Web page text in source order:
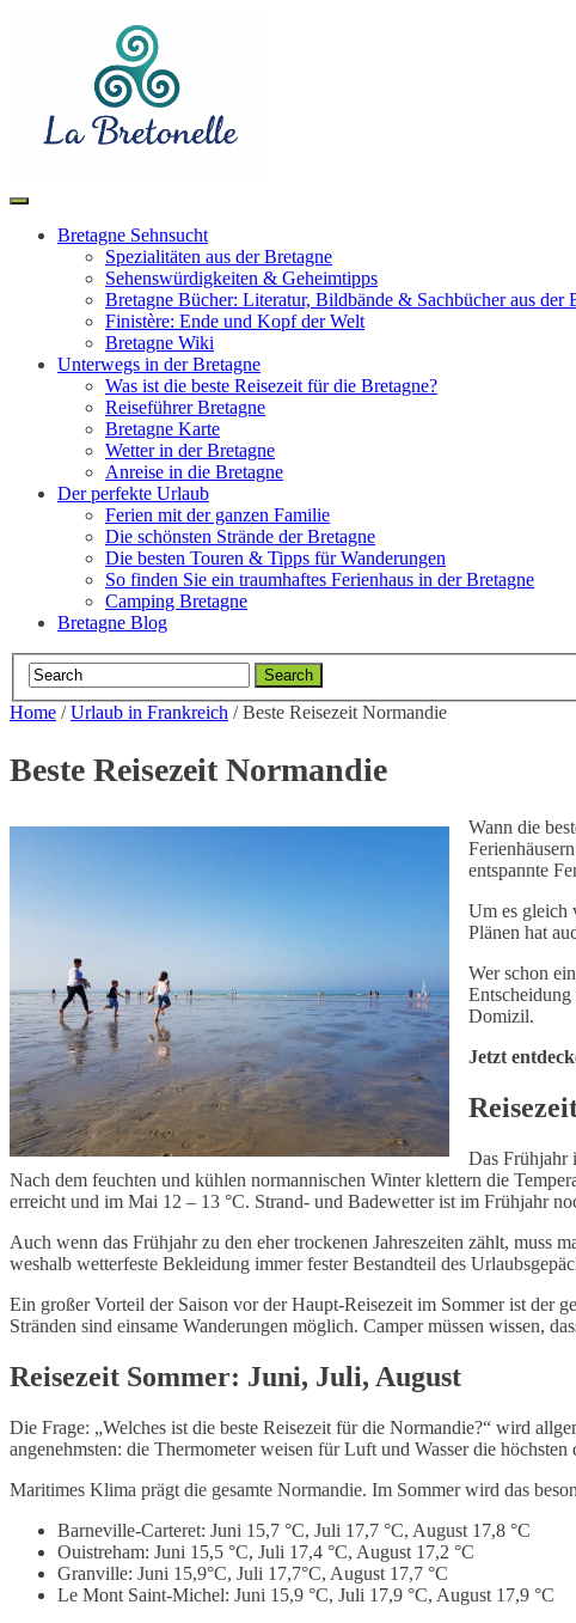
Toggle
navigationBretagne Sehnsucht
Spezialitäten aus der Bretagne
Sehenswürdigkeiten & Geheimtipps
Bretagne Bücher: Literatur, Bildbände & Sachbücher aus der
Finistère: Ende und Kopf der Welt
Bretagne Wiki
Unterwegs in der Bretagne
Was ist die beste Reisezeit für die Bretagne?
Reiseführer Bretagne
Bretagne Karte
Wetter in der Bretagne
Anreise in die Bretagne
Der perfekte Urlaub
Ferien mit der ganzen Familie
Die schönsten Strände der Bretagne
Die besten Touren & Tipps für Wanderungen
So finden Sie ein traumhaftes Ferienhaus in der Bretagne
Camping Bretagne
Bretagne Blog
Home /Urlaub in Frankreich /Beste Reisezeit Normandie
Beste Reisezeit Normandie
Wann die
entspannte
Um es gleich
Plänen hat
Wer schon
Domizil.
Jetzt
Das Frühjahr
Nach dem feuchten und kühlen normannischen Winter klettern die
erreicht und im Mai 12 – 13 °C. Strand- und Badewetter ist im Frühjahr
Auch wenn das Frühjahr zu den eher trockenen Jahreszeiten zählt, muss
weshalb wetterfeste Bekleidung immer fester Bestandteil des
Ein großer Vorteil der Saison vor der Haupt-Reisezeit im Sommer ist der
Stränden sind einsame Wanderungen möglich. Camper müssen wissen,
Reisezeit Sommer: Juni, Juli, August
Die Frage: „Welches ist die beste Reisezeit für die Normandie?“ wird
angenehmsten: die Thermometer weisen für Luft und Wasser die
Maritimes Klima prägt die gesamte Normandie. Im Sommer wird das
Barneville-Carteret: Juni 15,7 °C, Juli 17,7 °C, August 17,8 °C
Ouistreham: Juni 15,5 °C, Juli 17,4 °C, August 17,2 °C
Granville: Juni 15,9°C, Juli 17,7°C, August 17,7 °C
Le Mont Saint-Michel: Juni 15,9 °C, Juli 17,9 °C, August 17,9 °C